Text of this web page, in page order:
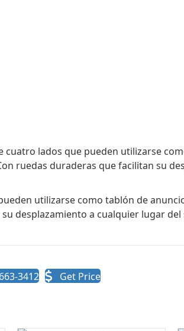
lados que pueden utilizarse
ruedas duraderas que facilitan su
utilizarse como tablón de
desplazamiento a cualquier lugar del
3412 Get Price